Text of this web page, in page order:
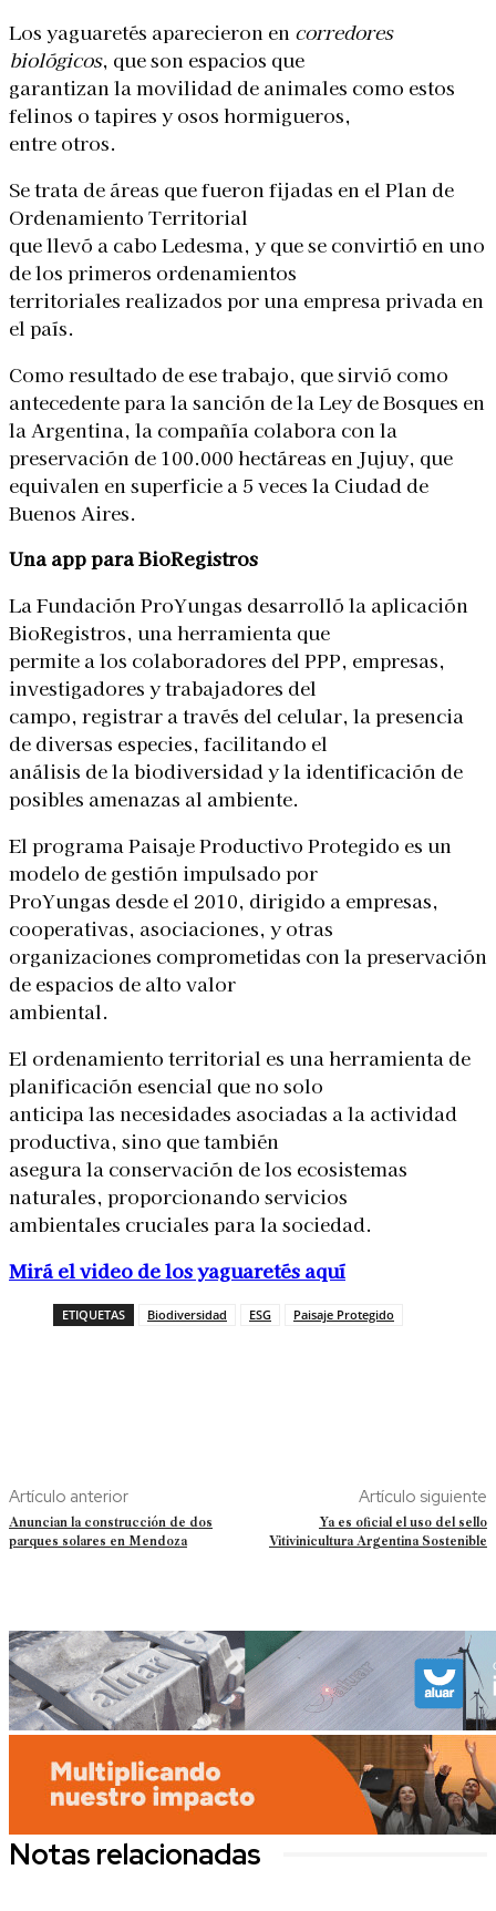
Los yaguaretés aparecieron en corredores
biológicos, que son espacios que
garantizan la movilidad de animales como estos
felinos o tapires y osos hormigueros,
entre otros.
Se trata de áreas que fueron fijadas en el Plan de
Ordenamiento Territorial
que llevó a cabo Ledesma, y que se convirtió en uno
de los primeros ordenamientos
territoriales realizados por una empresa privada en
el país.
Como resultado de ese trabajo, que sirvió como
antecedente para la sanción de la Ley de Bosques en
la Argentina, la compañía colabora con la
preservación de 100.000 hectáreas en Jujuy, que
equivalen en superficie a 5 veces la Ciudad de
Buenos Aires.
Una app para BioRegistros
La Fundación ProYungas desarrolló la aplicación
BioRegistros, una herramienta que
permite a los colaboradores del PPP, empresas,
investigadores y trabajadores del
campo, registrar a través del celular, la presencia
de diversas especies, facilitando el
análisis de la biodiversidad y la identificación de
posibles amenazas al ambiente.
El programa Paisaje Productivo Protegido es un
modelo de gestión impulsado por
ProYungas desde el 2010, dirigido a empresas,
cooperativas, asociaciones, y otras
organizaciones comprometidas con la preservación
de espacios de alto valor
ambiental.
El ordenamiento territorial es una herramienta de
planificación esencial que no solo
anticipa las necesidades asociadas a la actividad
productiva, sino que también
asegura la conservación de los ecosistemas
naturales, proporcionando servicios
ambientales cruciales para la sociedad.
Mirá el video de los yaguaretés aquí
ETIQUETAS Biodiversidad ESG Paisaje Protegido
Artículo anterior
Anuncian la construcción de dos
parques solares en Mendoza
Artículo siguiente
Ya es oficial el uso del sello
Vitivinicultura Argentina Sostenible
Notas relacionadas